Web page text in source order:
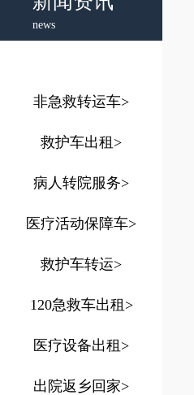
news
非急救转运车>
救护车出租 >
病人转院服务>
医疗活动保障车>
救护车转运>
120急救车出租 >
医疗设备出租 >
出院返乡回家>